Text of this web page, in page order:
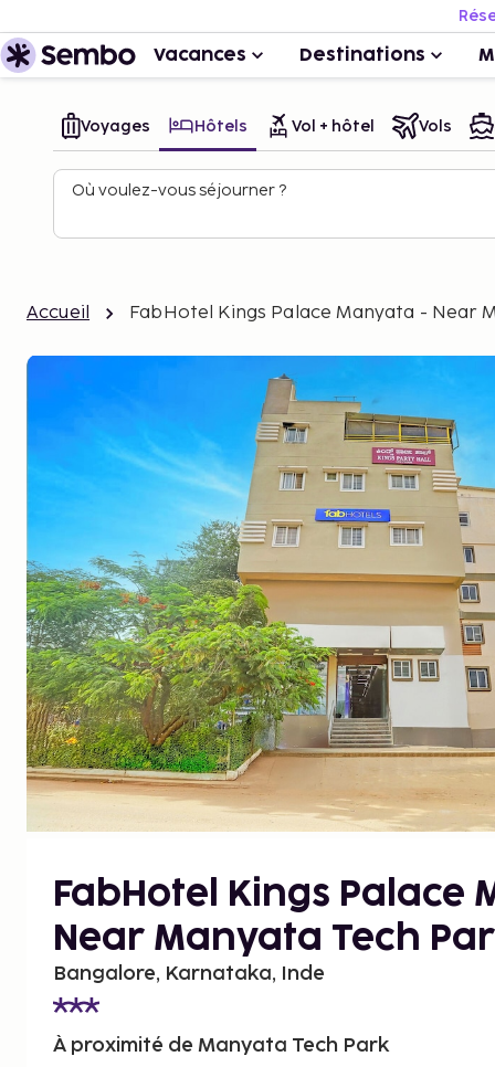
Vacances Destinations
Voyages Hôtels Vol + hôtel Vols
Où voulez-vous séjourner ?
Accueil FabHotel Kings Palace Manyata - Near
FabHotel Kings Palace
Near Manyata Tech
Bangalore, Karnataka, Inde
À proximité de Manyata Tech Park